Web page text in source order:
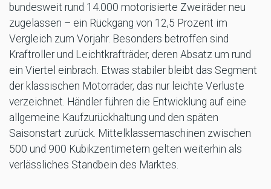
bundesweit rund 14.000 motorisierte Zweiräder neu
zugelassen – ein Rückgang von 12,5 Prozent im
Vergleich zum Vorjahr. Besonders betroffen sind
Kraftroller und Leichtkrafträder, deren Absatz um rund
ein Viertel einbrach. Etwas stabiler bleibt das Segment
der klassischen Motorräder, das nur leichte Verluste
verzeichnet. Händler führen die Entwicklung auf eine
allgemeine Kaufzurückhaltung und den späten
Saisonstart zurück. Mittelklassemaschinen zwischen
500 und 900 Kubikzentimetern gelten weiterhin als
verlässliches Standbein des Marktes.